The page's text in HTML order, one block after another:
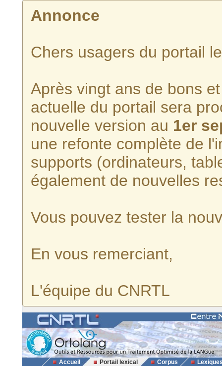
Annonce
Chers usagers du portail
Après vingt ans de bons
actuelle du portail sera
nouvelle version au 1er
une refonte complète de
supports (ordinateurs,
également de nouvelles
Vous pouvez tester la
En vous remerciant,
L'équipe du CNRTL
Accueil Portail lexical Corpus